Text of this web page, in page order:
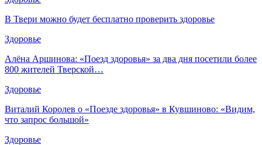
В Твери можно будет бесплатно проверить здоровье
Здоровье
Алёна Аршинова: «Поезд здоровья» за два дня посетили более
800 жителей Тверской…
Здоровье
Виталий Королев о «Поезде здоровья» в Кувшиново: «Видим,
что запрос большой»
Здоровье